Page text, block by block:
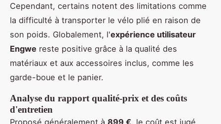
Cependant, certains notent des limitations comme
la difficulté à transporter le vélo plié en raison de
son poids. Globalement, l'expérience utilisateur
Engwe reste positive grâce à la qualité des
matériaux et aux accessoires inclus, comme les
garde-boue et le panier.
Analyse du rapport qualité-prix et des coûts
d'entretien
Proposé généralement à 899 €, le coût est jugé